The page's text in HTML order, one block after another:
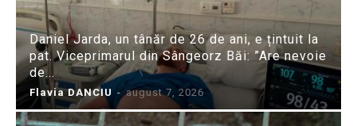
Daniel Jarda, un tânăr de 26 de ani, e țintuit la
pat. Viceprimarul din Sângeorz Băi: ”Are nevoie
de...
Flavia DANCIU - august 7, 2026